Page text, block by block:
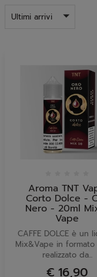
Ultimi arrivi
Aroma TNT
Corto Dolce -
Nero - 20ml
Vape
CAFFE DOLCE è un
Mix&Vape in
realizzato da...
€ 16,90